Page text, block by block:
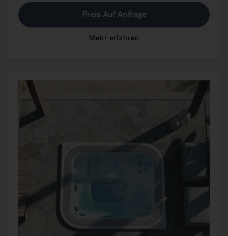
Preis Auf Anfrage
Mehr erfahren